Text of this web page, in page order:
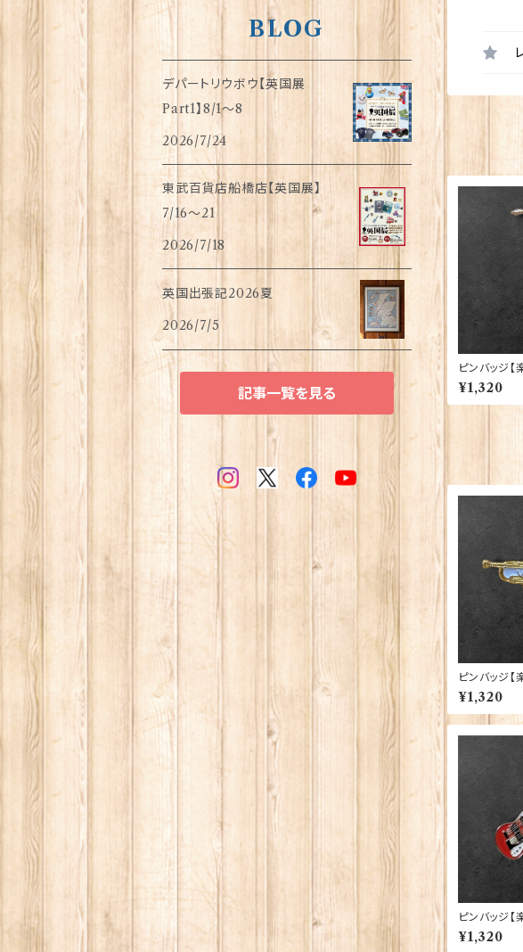
ピンバッジ
gan
¥1,320
ピンバッジ【
¥1,320
ピンバッジ
ー】Cadogan 90040-XJKB16
-04
¥1,320
BLOG
デパートリウボウ【英国展
Part1】8/1〜8
2026/7/24
東武百貨店船橋店【英国展】
7/16～21
2026/7/18
英国出張記2026夏
2026/7/5
記事一覧を見る